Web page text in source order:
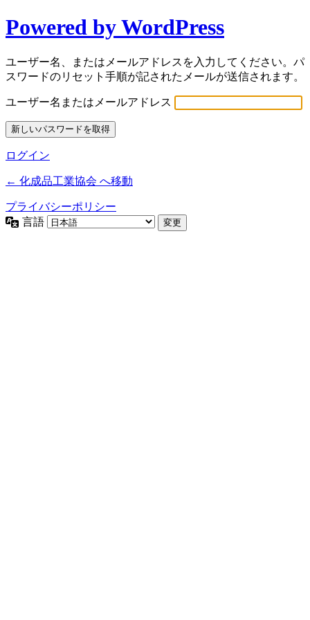
Powered by WordPress
ユーザー名、またはメールアドレスを入力してください。パ
スワードのリセット手順が記されたメールが送信されます。
ユーザー名またはメールアドレス
ログイン
← 化成品工業協会 へ移動
プライバシーポリシー
言語